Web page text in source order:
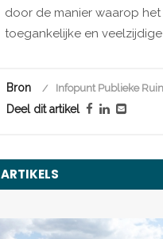
door de manier waarop
toegankelijke en
Bron Infopunt Publieke
Deel dit artikel
ARTIKELS